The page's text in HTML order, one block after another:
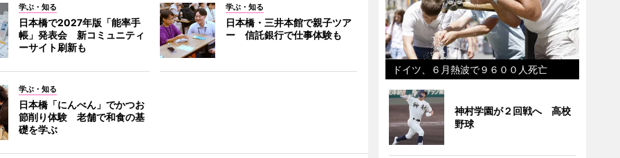
学ぶ・知る
日本橋で2027年版「能率手
帳」発表会 新コミュニティ
ーサイト刷新も
学ぶ・知る
日本橋・三井本館で親子ツア
ー 信託銀行で仕事体験も
学ぶ・知る
日本橋「にんべん」でかつお
節削り体験 老舗で和食の基
礎を学ぶ
ドイツ、６月熱波で９６００人死亡
神村学園が２回戦へ 高校
野球